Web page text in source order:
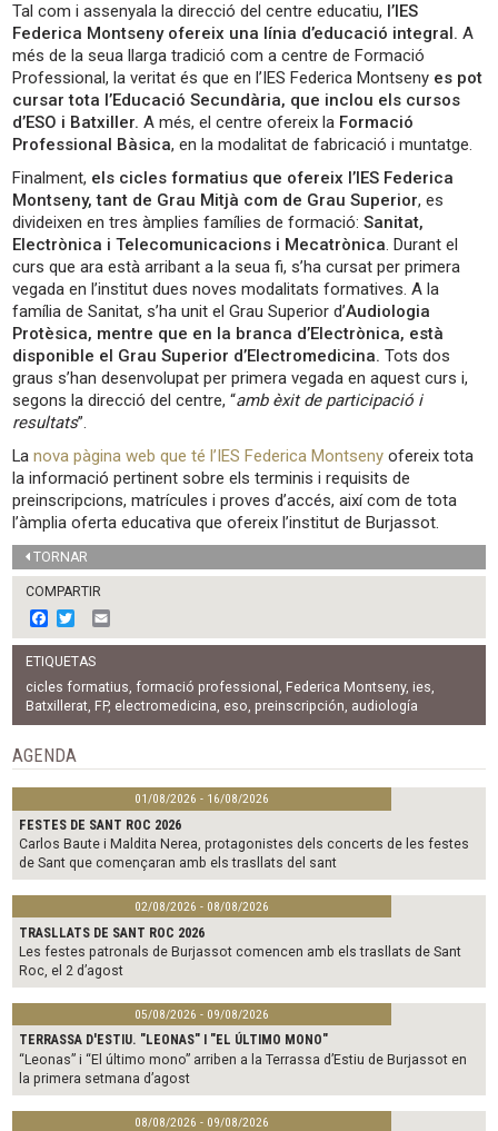
Tal com i assenyala la direcció del centre educatiu, l’IES
Federica Montseny ofereix una línia d’educació integral. A
més de la seua llarga tradició com a centre de Formació
Professional, la veritat és que en l’IES Federica Montseny es pot
cursar tota l’Educació Secundària, que inclou els cursos
d’ESO i Batxiller. A més, el centre ofereix la Formació
Professional Bàsica, en la modalitat de fabricació i muntatge.
Finalment, els cicles formatius que ofereix l’IES Federica
Montseny, tant de Grau Mitjà com de Grau Superior, es
divideixen en tres àmplies famílies de formació:Sanitat,
Electrònica i Telecomunicacions i Mecatrònica. Durant el
curs que ara està arribant a la seua fi, s’ha cursat per primera
vegada en l’institut dues noves modalitats formatives. A la
família de Sanitat, s’ha unit el Grau Superior d’Audiologia
Protèsica, mentre que en la branca d’Electrònica, està
disponible el Grau Superior d’Electromedicina. Tots dos
graus s’han desenvolupat per primera vegada en aquest curs i,
segons la direcció del centre, “amb èxit de participació i
resultats”.
Lanova pàgina web que té l’IES Federica Montseny ofereix tota
la informació pertinent sobre els terminis i requisits de
preinscripcions, matrícules i proves d’accés, així com de tota
l’àmplia oferta educativa que ofereix l’institut de Burjassot.
TORNAR
COMPARTIR
F
a
c
e
b
o
o
w
i
t
t
e
r
m
l
ETIQUETAS
cicles formatius,formació professional , Federica Montseny, ies,
Batxillerat, FP, electromedicina, eso, preinscripción, audiología
AGENDA
01/08/2026 - 16/08/2026
FESTES DE SANT ROC 2026
Carlos Baute i Maldita Nerea, protagonistes dels concerts de les festes
de Sant que començaran amb els trasllats del sant
02/08/2026 - 08/08/2026
TRASLLATS DE SANT ROC 2026
Les festes patronals de Burjassot comencen amb els trasllats de Sant
Roc, el 2 d’agost
05/08/2026 - 09/08/2026
TERRASSA D'ESTIU. "LEONAS" I "EL ÚLTIMO MONO"
“Leonas” i “El último mono” arriben a la Terrassa d’Estiu de Burjassot en
la primera setmana d’agost
08/08/2026 - 09/08/2026